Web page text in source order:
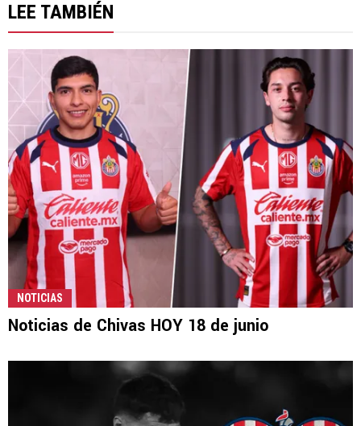
LEE TAMBIÉN
NOTICIAS
Noticias de Chivas HOY 18 de junio